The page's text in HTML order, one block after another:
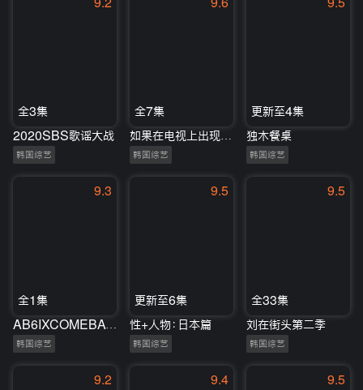
9.2
全3集
2020SBS歌谣大战
韩国综艺
9.6
全7集
如果在电视上出现的话
韩国综艺
9.5
更新至4集
独木餐桌
韩国综艺
9.3
全1集
韩国综艺
9.5
更新至6集
性+人物：日本篇
韩国综艺
9.5
全33集
刘在街头第二季
韩国综艺
9.2 9.4 9.5